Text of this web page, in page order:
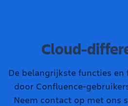
Cloud-
De belangrijkste functies
door Confluence-
Neem contact op met ons